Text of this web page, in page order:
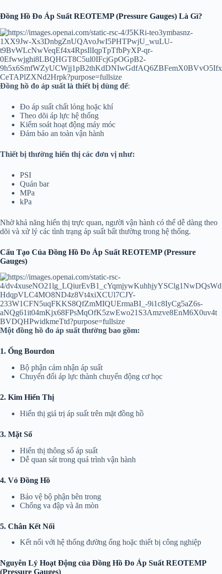
Đồng Hồ Đo Áp Suất REOTEMP (Pressure Gauges) Là Gì?
Đồng hồ đo áp suất là thiết bị dùng để:
Đo áp suất chất lỏng hoặc khí
Theo dõi áp lực hệ thống
Kiểm soát hoạt động máy móc
Đảm bảo an toàn vận hành
Thiết bị thường hiển thị các đơn vị như:
PSI
Quán bar
MPa
kPa
Nhờ khả năng hiển thị trực quan, người vận hành có thể dễ dàng theo
dõi và xử lý các tình trạng áp suất bất thường trong hệ thống.
Cấu Tạo Của Đồng Hồ Đo Áp Suất REOTEMP (Pressure
Gauges)
Một đồng hồ đo áp suất thường bao gồm:
1. Ống Bourdon
Bộ phận cảm nhận áp suất
Chuyển đổi áp lực thành chuyển động cơ học
2. Kim Hiển Thị
Hiển thị giá trị áp suất trên mặt đồng hồ
3. Mặt Số
Hiển thị thông số áp suất
Dễ quan sát trong quá trình vận hành
4. Vỏ Đồng Hồ
Bảo vệ bộ phận bên trong
Chống va đập và ăn mòn
5. Chân Kết Nối
Kết nối với hệ thống đường ống hoặc thiết bị công nghiệp
Nguyên Lý Hoạt Động của Đồng Hồ Đo Áp Suất REOTEMP
(Pressure Gauges)